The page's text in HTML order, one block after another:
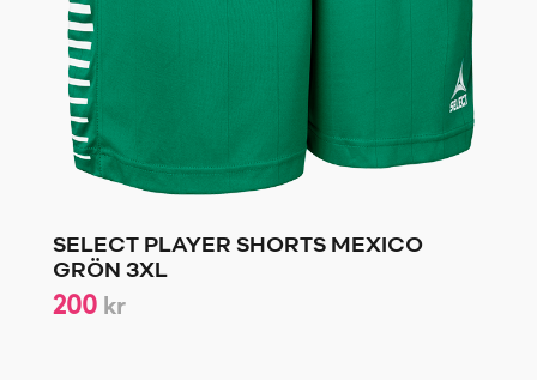
SELECT PLAYER SHORTS MEXICO
GRÖN 3XL
200 kr